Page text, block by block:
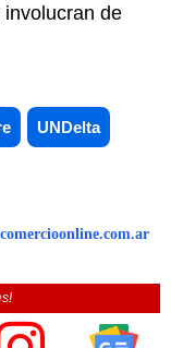
de
UNDelta